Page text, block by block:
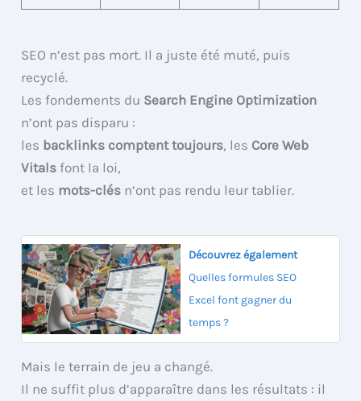
SEO n’est pas mort. Il a juste été muté, puis
recyclé.
Les fondements du Search Engine Optimization
n’ont pas disparu :
les backlinks comptent toujours, les Core Web
Vitals font la loi,
et les mots-clés n’ont pas rendu leur tablier.
Découvrez également
Quelles formules SEO
Excel font gagner du
temps ?
Mais le terrain de jeu a changé.
Il ne suffit plus d’apparaître dans les résultats : il